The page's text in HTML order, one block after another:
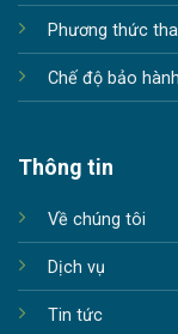
Phương thức
Chế độ bảo hành
Thông tin
Về chúng tôi
Dịch vụ
Tin tức